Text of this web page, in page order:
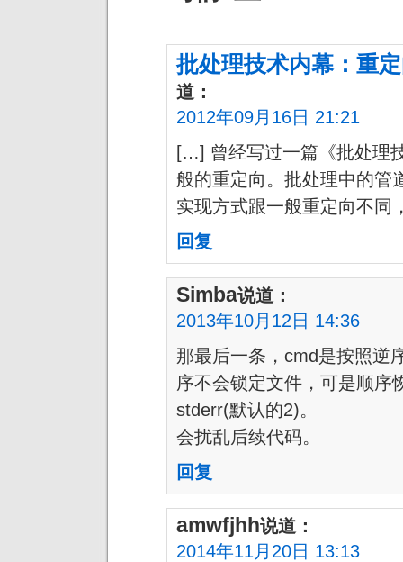
批处理技术内幕：重
道：
2012年09月16日 21:21
[…] 曾经写过一篇《批处理
般的重定向。批处理中的管
实现方式跟一般重定向不
回复
Simba说道：
2013年10月12日 14:36
那最后一条，cmd是按照逆
序不会锁定文件，可是顺序
stderr(默认的2)。
会扰乱后续代码。
回复
amwfjhh说道：
2014年11月20日 13:13